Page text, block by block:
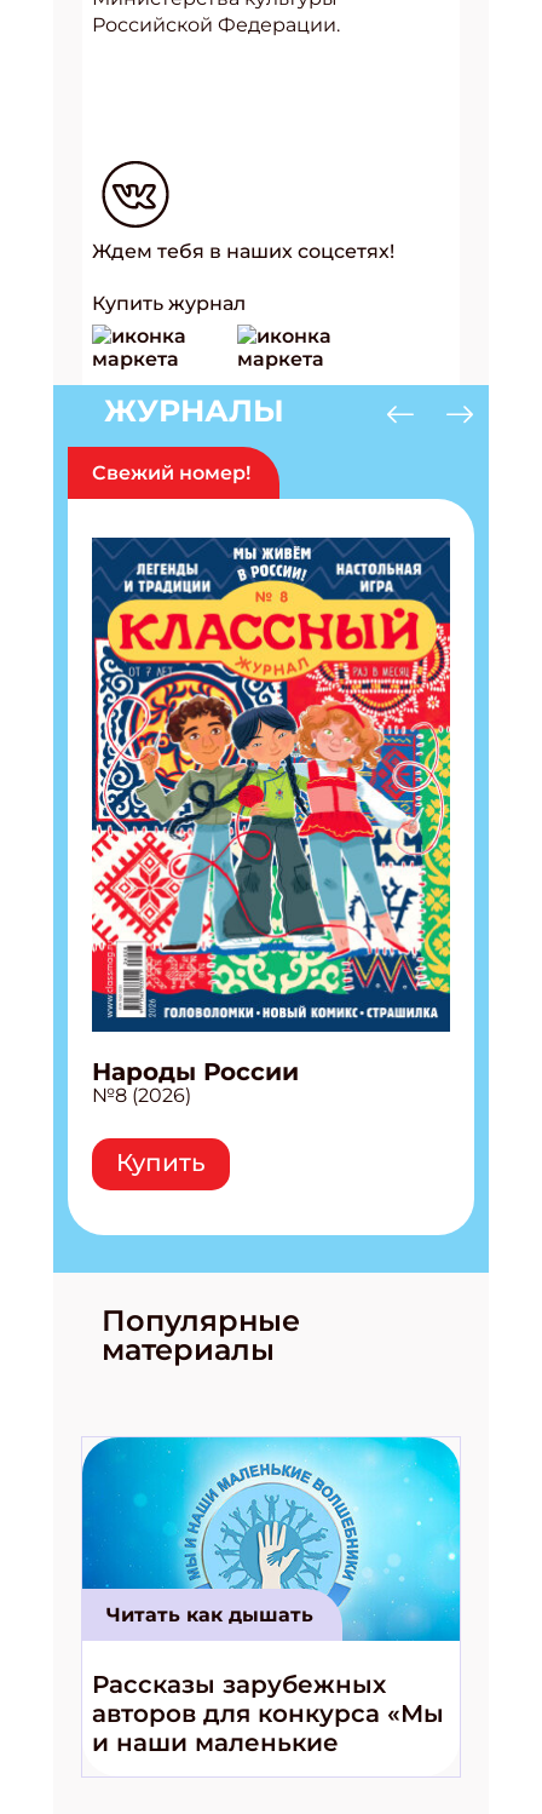
Российской Федерации.
Ждем тебя в наших соцсетях!
Купить журнал
ЖУРНАЛЫ
Свежий номер!
Народы России
№8 (2026)
Купить
Популярные
материалы
Читать как дышать
Рассказы зарубежных
авторов для конкурса «Мы
и наши маленькие
волшебники!»